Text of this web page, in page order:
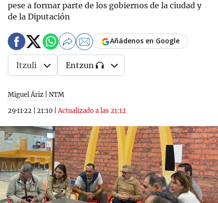
pese a formar parte de los gobiernos de la ciudad y
de la Diputación
Miguel Áriz | NTM
29·11·22
21:10 |Actualizado a las 21:12
Añádenos en Google
Itzuli Entzun